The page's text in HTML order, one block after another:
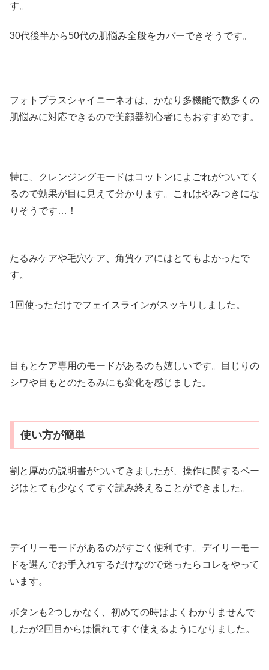
す。
30代後半から50代の肌悩み全般をカバーできそうです。
フォトプラスシャイニーネオは、かなり多機能で数多くの
肌悩みに対応できるので美顔器初心者にもおすすめです。
特に、クレンジングモードはコットンによごれがついてく
るので効果が目に見えて分かります。これはやみつきにな
りそうです…！
たるみケアや毛穴ケア、角質ケアにはとてもよかったで
す。
1回使っただけでフェイスラインがスッキリしました。
目もとケア専用のモードがあるのも嬉しいです。目じりの
シワや目もとのたるみにも変化を感じました。
使い方が簡単
割と厚めの説明書がついてきましたが、操作に関するペー
ジはとても少なくてすぐ読み終えることができました。
デイリーモードがあるのがすごく便利です。デイリーモー
ドを選んでお手入れするだけなので迷ったらコレをやって
います。
ボタンも2つしかなく、初めての時はよくわかりませんで
したが2回目からは慣れてすぐ使えるようになりました。